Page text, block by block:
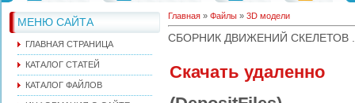
МЕНЮ САЙТА
ГЛАВНАЯ СТРАНИЦА
КАТАЛОГ СТАТЕЙ
КАТАЛОГ ФАЙЛОВ
Главная » Файлы » 3D модели
СБОРНИК ДВИЖЕНИЙ СКЕЛЕТОВ
Скачать удаленно